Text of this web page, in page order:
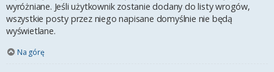
wyróżniane. Jeśli użytkownik zostanie dodany do listy wrogów,
wszystkie posty przez niego napisane domyślnie nie będą
wyświetlane.
Na górę